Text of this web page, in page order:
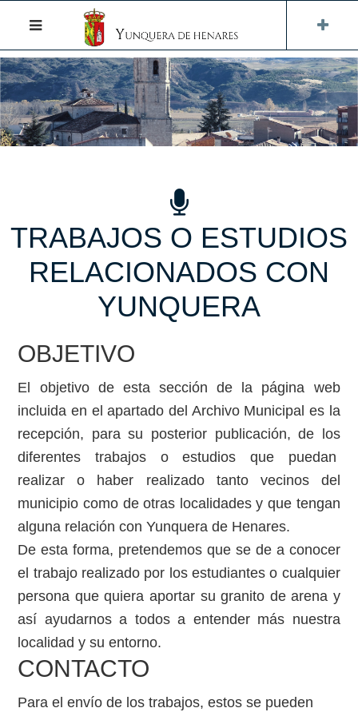
TRABAJOS O ESTUDIOS
RELACIONADOS CON
YUNQUERA
OBJETIVO
El objetivo de esta sección de la página web
incluida en el apartado del Archivo Municipal es la
recepción, para su posterior publicación, de los
diferentes trabajos o estudios que puedan
realizar o haber realizado tanto vecinos del
municipio como de otras localidades y que tengan
alguna relación con Yunquera de Henares.
De esta forma, pretendemos que se de a conocer
el trabajo realizado por los estudiantes o cualquier
persona que quiera aportar su granito de arena y
así ayudarnos a todos a entender más nuestra
localidad y su entorno.
CONTACTO
Para el envío de los trabajos, estos se pueden